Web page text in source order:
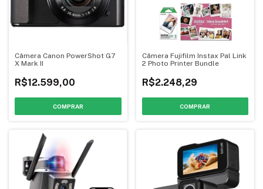
Câmera Canon PowerShot G7
X Mark II
R$12.599,00
Câmera Fujifilm Instax Pal Link
2 Photo Printer Bundle
R$2.248,29